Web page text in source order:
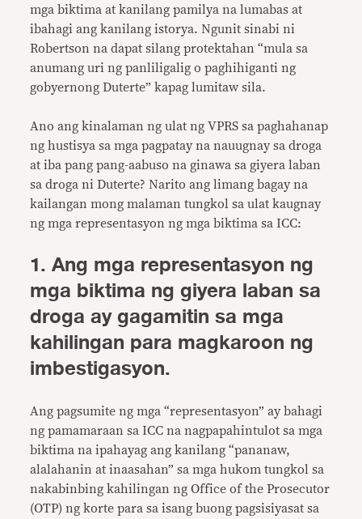
mga biktima at kanilang pamilya na lumabas at
ibahagi ang kanilang istorya. Ngunit sinabi ni
Robertson na dapat silang protektahan “mula sa
anumang uri ng panliligalig o paghihiganti ng
gobyernong Duterte” kapag lumitaw sila.
Ano ang kinalaman ng ulat ng VPRS sa paghahanap
ng hustisya sa mga pagpatay na nauugnay sa droga
at iba pang pang-aabuso na ginawa sa giyera laban
sa droga ni Duterte? Narito ang limang bagay na
kailangan mong malaman tungkol sa ulat kaugnay
ng mga representasyon ng mga biktima sa ICC:
1. Ang mga representasyon ng
mga biktima ng giyera laban sa
droga ay gagamitin sa mga
kahilingan para magkaroon ng
imbestigasyon.
Ang pagsumite ng mga “representasyon” ay bahagi
ng pamamaraan sa ICC na nagpapahintulot sa mga
biktima na ipahayag ang kanilang “pananaw,
alalahanin at inaasahan” sa mga hukom tungkol sa
nakabinbing kahilingan ng Office of the Prosecutor
(OTP) ng korte para sa isang buong pagsisiyasat sa